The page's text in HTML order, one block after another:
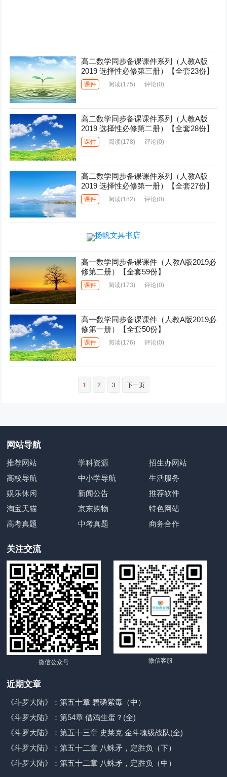
高二数学同步备课课件系列（人教A版
2019 选择性必修第三册）【全套23份】
课件 阅读(175) 评论(0)
高二数学同步备课课件系列（人教A版
2019 选择性必修第二册）【全套28份】
课件 阅读(178) 评论(0)
高二数学同步备课课件系列（人教A版
2019 选择性必修第一册）【全套27份】
课件 阅读(182) 评论(0)
高一数学同步备课课件（人教A版2019必
修第二册）【全套59份】
课件 阅读(173) 评论(0)
高一数学同步备课课件（人教A版2019必
修第一册）【全套50份】
课件 阅读(176) 评论(0)
1 2 3 下一页
网站导航
推荐网站 学科资源
招生办网站
高校导航
中小学导航
生活服务
娱乐休闲
新闻公告
推荐软件
淘宝天猫
京东购物
特色网站
高考真题
中考真题 商务合作
关注交流
微信公众号 微信客服
近期文章
《斗罗大陆》：第五十章 碧磷紫毒（中）
《斗罗大陆》：第54章 借鸡生蛋？(全)
《斗罗大陆》：第五十三章 史莱克 金斗魂级战队(全)
《斗罗大陆》：第五十二章 八蛛矛，定胜负（下）
《斗罗大陆》：第五十二章 八蛛矛，定胜负（中）